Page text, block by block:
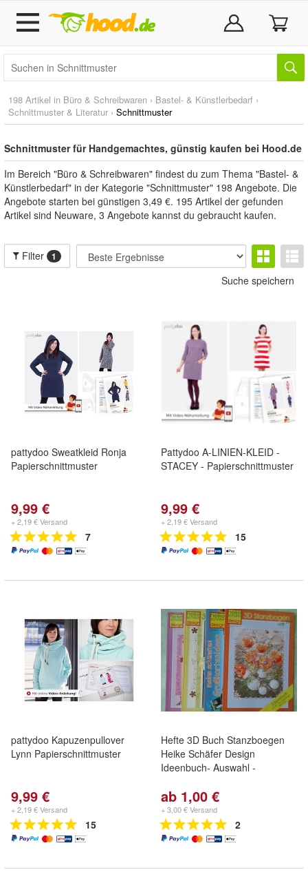
198 Artikel in Büro & Schreibwaren › Bastel- & Künstlerbedarf ›
Schnittmuster & Literatur › Schnittmuster
Schnittmuster für Handgemachtes, günstig kaufen bei Hood.de
Im Bereich "Büro & Schreibwaren" findest du zum Thema "Bastel- &
Künstlerbedarf" in der Kategorie "Schnittmuster" 198 Angebote. Die
Angebote starten bei günstigen 3,49 €. 195 Artikel der gefunden
Artikel sind Neuware, 3 Angebote kannst du gebraucht kaufen.
Filter 1
Suche speichern
pattydoo Sweatkleid Ronja
Papierschnittmuster
9,99 €
+ 2,19 € Versand
7
Pattydoo A-LINIEN-KLEID -
STACEY - Papierschnittmuster
9,99 €
+ 2,19 € Versand
15
pattydoo Kapuzenpullover
Lynn Papierschnittmuster
9,99 €
+ 2,19 € Versand
15
Hefte 3D Buch Stanzboegen
Heike Schäfer Design
Ideenbuch- Auswahl -
ab 1,00 €
+ 3,00 € Versand
2